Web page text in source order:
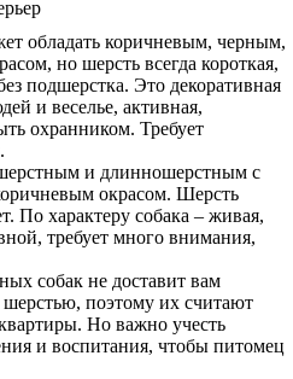
обладать коричневым, черным,
но шерсть всегда короткая,
подшерстка. Это декоративная
и веселье, активная,
охранником. Требует
и длинношерстным с
окрасом. Шерсть
По характеру собака – живая,
требует много внимания,
собак не доставит вам
шерстью, поэтому их считают
Но важно учесть
и воспитания, чтобы питомец